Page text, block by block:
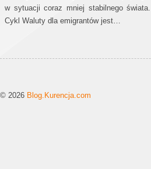
w sytuacji coraz mniej stabilnego
Cykl Waluty dla emigrantów jest…
© 2026 Blog.Kurencja.com